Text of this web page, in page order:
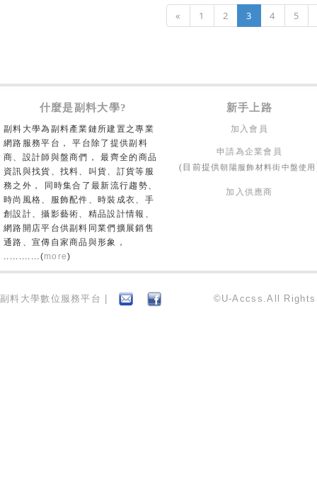
« 1 2 3 4 5
什麼是副料大學? 新手上路
副料大學為副料產業鏈所建置之專業
網路服務平台， 平台除了提供副料
商、設計師與盤商們， 最齊全的商品
資訊與找貨、找料、叫貨、訂貨等服
務之外， 同時集合了最新流行趨勢、
時尚風格、服飾配件、時裝成衣、手
創設計、攝影藝術、精品設計情報、
網路開店平台供副料同業們擴展銷售
通路、宣傳自家商品與形象，
............(more)
加入會員
申請為企業會員
(目前提供朝陽服飾材料街中盤使用
加入供應商
副料大學數位服務平台 | ©U-Accss.All Rights